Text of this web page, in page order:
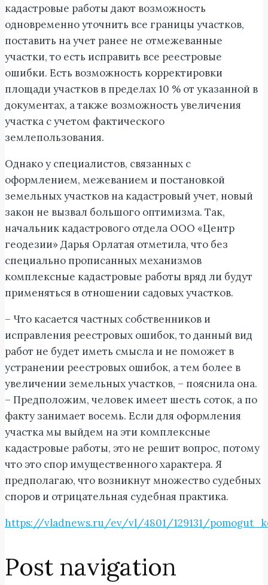
кадастровые работы дают возможность
одновременно уточнить все границы участков,
поставить на учет ранее не отмежеванные
участки, то есть исправить все реестровые
ошибки. Есть возможность корректировки
площади участков в пределах 10 % от указанной в
документах, а также возможность увеличения
участка с учетом фактического
землепользования.
Однако у специалистов, связанных с
оформлением, межеванием и постановкой
земельных участков на кадастровый учет, новый
закон не вызвал большого оптимизма. Так,
начальник кадастрового отдела ООО «Центр
геодезии» Дарья Орлатая отметила, что без
специально прописанных механизмов
комплексные кадастровые работы вряд ли будут
применяться в отношении садовых участков.
– Что касается частных собственников и
исправления реестровых ошибок, то данный вид
работ не будет иметь смысла и не поможет в
устранении реестровых ошибок, а тем более в
увеличении земельных участков, – пояснила она.
– Предположим, человек имеет шесть соток, а по
факту занимает восемь. Если для оформления
участка мы выйдем на эти комплексные
кадастровые работы, это не решит вопрос, потому
что это спор имущественного характера. Я
предполагаю, что возникнут множество судебных
споров и отрицательная судебная практика.
https://vladnews.ru/ev/vl/4801/129131/
Post navigation